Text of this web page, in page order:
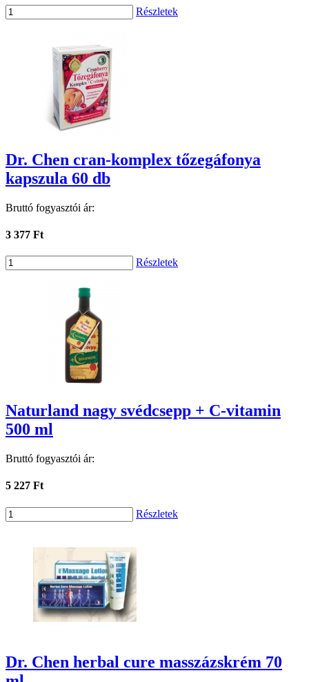
Részletek
Dr. Chen cran-komplex tőzegáfonya
kapszula 60 db
Bruttó fogyasztói ár:
3 377 Ft
Részletek
Naturland nagy svédcsepp + C-vitamin
500 ml
Bruttó fogyasztói ár:
5 227 Ft
Részletek
Dr. Chen herbal cure masszázskrém 70